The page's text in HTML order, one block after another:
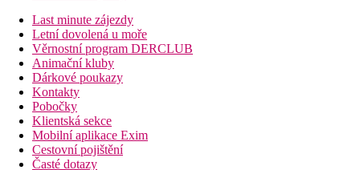
Last minute zájezdy
Letní dovolená u moře
Věrnostní program DERCLUB
Animační kluby
Dárkové poukazy
Kontakty
Pobočky
Klientská sekce
Mobilní aplikace Exim
Cestovní pojištění
Časté dotazy